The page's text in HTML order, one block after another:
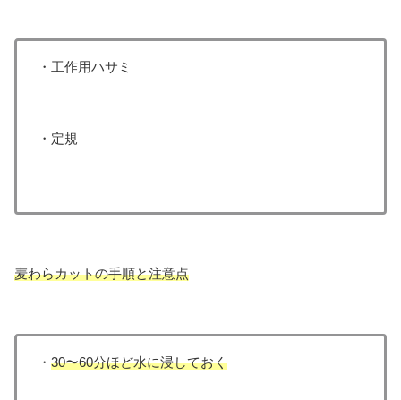
・工作用ハサミ
・定規
麦わらカットの手順と注意点
・ 30〜60分ほど水に浸しておく